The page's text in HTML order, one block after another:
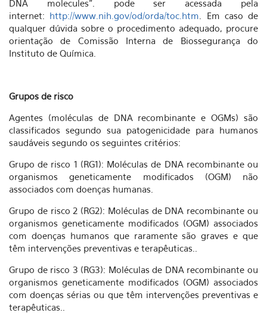
DNA molecules". pode ser acessada pela
internet: http://www.nih.gov/od/orda/toc.htm . Em caso de
qualquer dúvida sobre o procedimento adequado, procure
orientação de Comissão Interna de Biossegurança do
Instituto de Química.
Grupos de risco
Agentes (moléculas de DNA recombinante e OGMs) são
classificados segundo sua patogenicidade para humanos
saudáveis segundo os seguintes critérios:
Grupo de risco 1 (RG1): Moléculas de DNA recombinante ou
organismos geneticamente modificados (OGM) não
associados com doenças humanas.
Grupo de risco 2 (RG2): Moléculas de DNA recombinante ou
organismos geneticamente modificados (OGM) associados
com doenças humanos que raramente são graves e que
têm intervenções preventivas e terapêuticas..
Grupo de risco 3 (RG3): Moléculas de DNA recombinante ou
organismos geneticamente modificados (OGM) associados
com doenças sérias ou que têm intervenções preventivas e
terapêuticas..